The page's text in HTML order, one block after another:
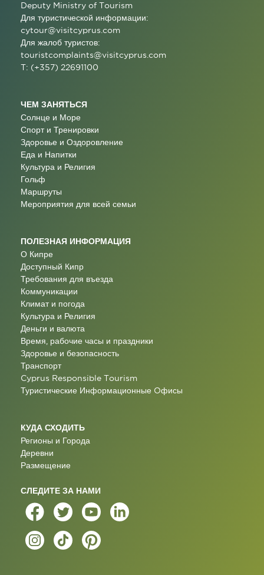
Deputy Ministry of Tourism
Для туристической информации:
cytour@visitcyprus.com
Для жалоб туристов:
touristcomplaints@visitcyprus.com
T: (+357) 22691100
ЧЕМ ЗАНЯТЬСЯ
Солнце и Море
Спорт и Тренировки
Здоровье и Оздоровление
Еда и Напитки
Культура и Религия
Гольф
Маршруты
Мероприятия для всей семьи
ПОЛЕЗНАЯ ИНФОРМАЦИЯ
О Кипре
Доступный Кипр
Требования для въезда
Коммуникации
Климат и погода
Культура и Религия
Деньги и валюта
Время, рабочие часы и праздники
Здоровье и безопасность
Транспорт
Cyprus Responsible Tourism
Туристические Информационные Oфисы
КУДА СХОДИТЬ
Регионы и Города
Деревни
Размещение
СЛЕДИТЕ ЗА НАМИ